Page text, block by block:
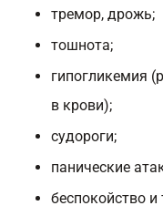
тремор, дрожь;
тошнота;
гипогликемия
в крови);
судороги;
панические
беспокойство и